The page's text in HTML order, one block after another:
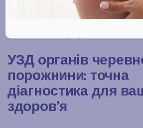
20 Січня, 2026
УЗД органів
порожнини: точна
діагностика для
здоров’я